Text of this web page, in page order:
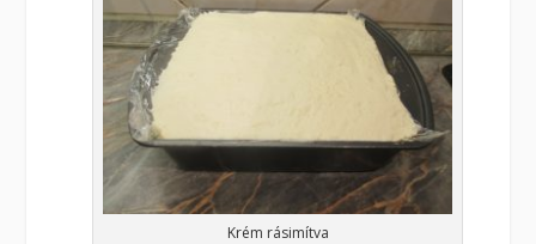
Krém rásimítva